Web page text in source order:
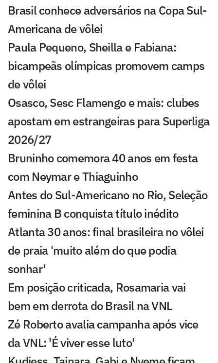
Brasil conhece adversários na Copa Sul-
Americana de vôlei
Paula Pequeno, Sheilla e Fabiana:
bicampeãs olímpicas promovem camps
de vôlei
Osasco, Sesc Flamengo e mais: clubes
apostam em estrangeiras para Superliga
2026/27
Bruninho comemora 40 anos em festa
com Neymar e Thiaguinho
Antes do Sul-Americano no Rio, Seleção
feminina B conquista título inédito
Atlanta 30 anos: final brasileira no vôlei
de praia 'muito além do que podia
sonhar'
Em posição criticada, Rosamaria vai
bem em derrota do Brasil na VNL
Zé Roberto avalia campanha após vice
da VNL: 'É viver esse luto'